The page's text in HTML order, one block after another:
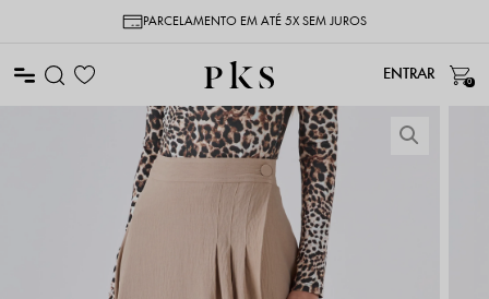
PARCELAMENTO EM ATÉ 5X SEM JUROS
0